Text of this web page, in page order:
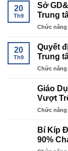
20
Th9
Sở
Trung
Chức
20
Th9
Quyết
Trung
Chức
Giáo
Vượt
Chức
Bí Kíp
90%